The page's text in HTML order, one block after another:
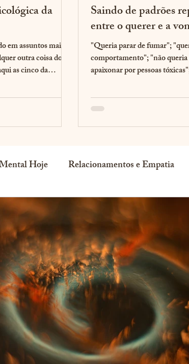
da
em assuntos mais
outra coisa do
as cinco da
Saindo de padrões
entre o querer e a
"Queria parar de fumar";
comportamento"; "não
apaixonar por pessoas
Hoje Relacionamentos e Empatia
Fundamentos da Psicologia Analítica